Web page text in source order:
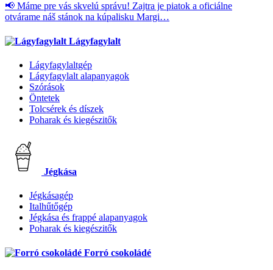
📢 Máme pre vás skvelú správu! Zajtra je piatok a oficiálne
otvárame náš stánok na kúpalisku Margi…
Lágyfagylalt
Lágyfagylaltgép
Lágyfagylalt alapanyagok
Szórások
Öntetek
Tolcsérek és díszek
Poharak és kiegészitők
Jégkása
Jégkásagép
Italhűtőgép
Jégkása és frappé alapanyagok
Poharak és kiegészitők
Forró csokoládé